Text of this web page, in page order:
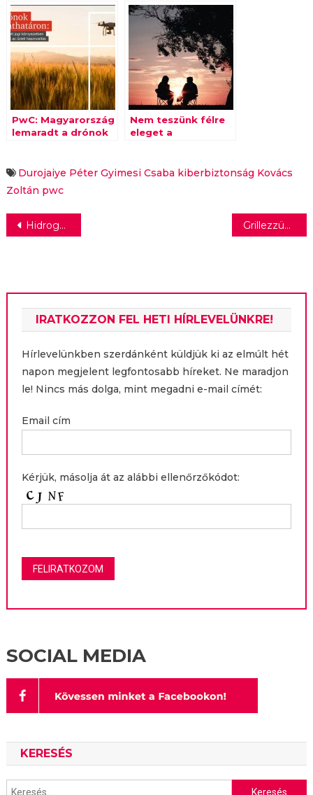
rizikófaktort
rekordütemű
növekedés várható
PwC: Magyarország
lemaradt a drónok
Nem teszünk félre
eleget a
nyugdíjrendszerek
Durojaiye Péter Gyimesi Csaba kiberbiztonság Kovács
Zoltán pwc
Bejegyzés
Hidrogén hajtja Ferenc pápa új autóját Grillezzünk rossz időben is!
IRATKOZZON FEL HETI HÍRLEVELÜNKRE!
Hírlevelünkben szerdánként küldjük ki az elmúlt hét
napon megjelent legfontosabb híreket. Ne maradjon
le! Nincs más dolga, mint megadni e-mail címét:
Email cím
Kérjük, másolja át az alábbi ellenőrzőkódot:
SOCIAL MEDIA
KERESÉS
Keresés: